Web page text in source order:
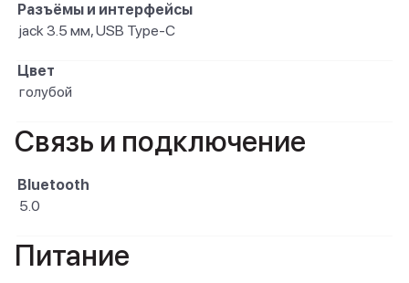
Разъёмы и интерфейсы
jack 3.5 мм, USB Type-C
Цвет
голубой
Связь и подключение
Bluetooth
5.0
Питание